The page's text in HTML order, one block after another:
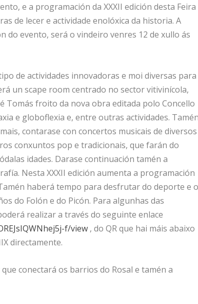
e a programación da XXXII edición desta Feira
de lecer e actividade enolóxica da historia. A
do evento, será o vindeiro venres 12 de xullo ás
de actividades innovadoras e moi diversas para
un scape room centrado no sector vitivinícola,
Tomás froito da nova obra editada polo Concello
e globoflexia e, entre outras actividades.
contarase con concertos musicais de diversos
conxuntos pop e tradicionais, que farán do
idades. Darase continuación tamén a
Nesta XXXII edición aumenta a programación
haberá tempo para desfrutar do deporte e
do Folón e do Picón. Para algunhas das
realizar a través do seguinte enlace
f/view , do QR que hai máis abaixo
directamente.
conectará os barrios do Rosal e tamén a